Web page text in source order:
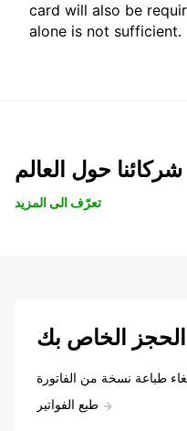
card will also be
alone is not sufficient.
شركائنا حول العالم
تعرّف الى المزيد
الخاص بك
طباعة نسخة من الفاتورة
طبع الفواتير